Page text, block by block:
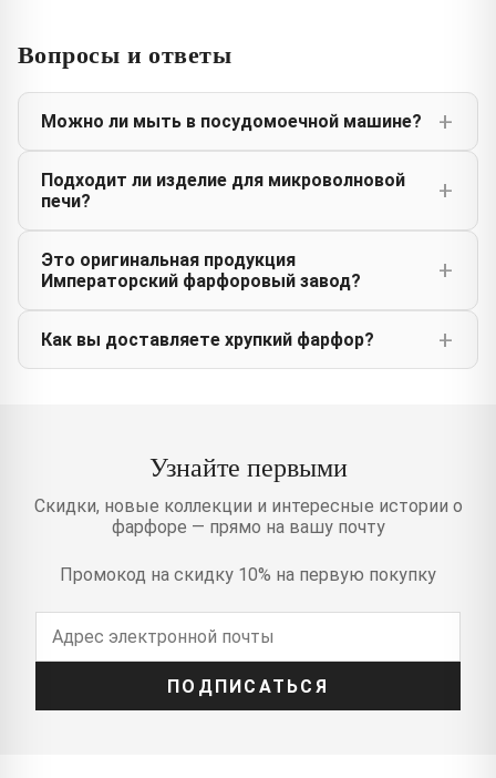
Вопросы и ответы
Можно ли мыть в посудомоечной машине?
Подходит ли изделие для микроволновой
печи?
Это оригинальная продукция
Императорский фарфоровый завод?
Как вы доставляете хрупкий фарфор?
Узнайте первыми
Скидки, новые коллекции и интересные истории о
фарфоре — прямо на вашу почту
Промокод на скидку 10% на первую покупку
ПОДПИСАТЬСЯ